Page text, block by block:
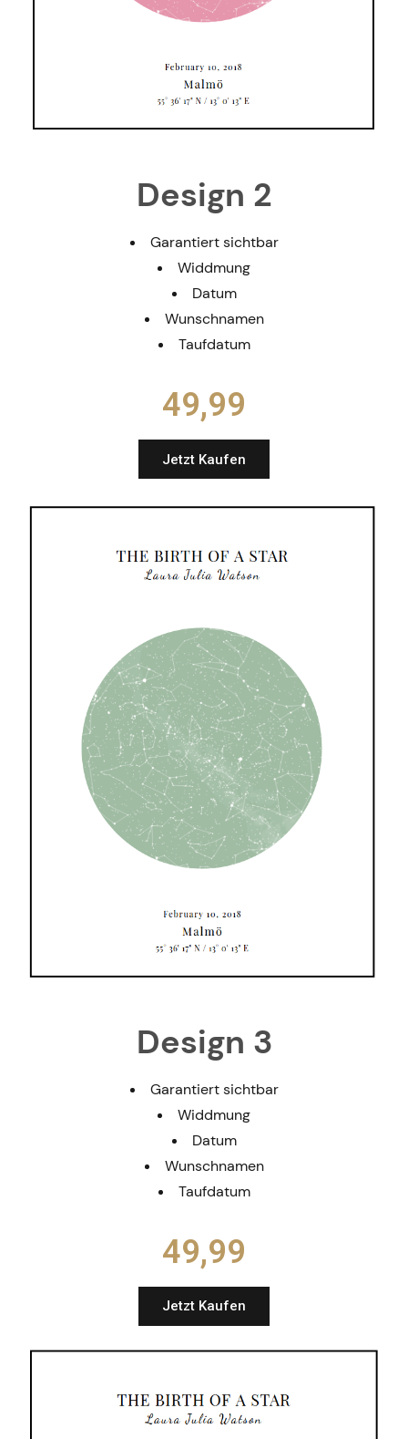
Design 2
Garantiert sichtbar
Widdmung
Datum
Wunschnamen
Taufdatum
49,99​
Jetzt Kaufen
Design 3
Garantiert sichtbar
Widdmung
Datum
Wunschnamen
Taufdatum
49,99​
Jetzt Kaufen